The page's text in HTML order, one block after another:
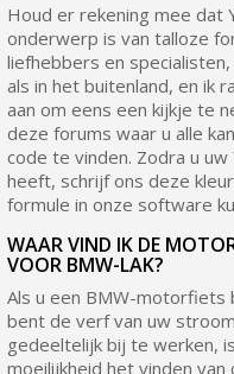
Houd er rekening mee dat
onderwerp is van talloze
liefhebbers en
als in het buitenland, en ik
aan om eens een kijkje te
deze forums waar u alle
code te vinden. Zodra u uw
heeft, schrijf ons deze
formule in onze software
WAAR VIND IK DE
VOOR BMW-LAK?
Als u een BMW-motorfiets
bent de verf van uw
gedeeltelijk bij te werken,
moeilijkheid het vinden van